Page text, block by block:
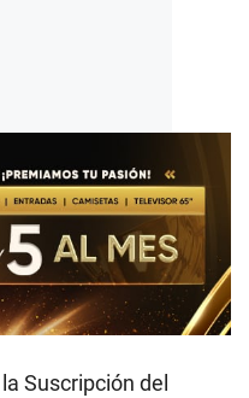
Suscripción del